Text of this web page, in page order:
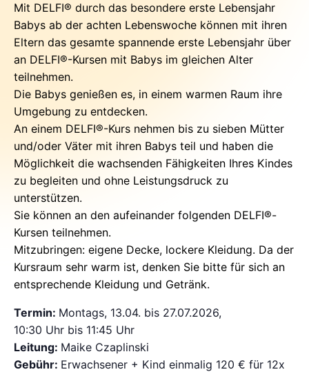
Mit DELFI® durch das besondere erste Lebensjahr
Babys ab der achten Lebenswoche können mit ihren
Eltern das gesamte spannende erste Lebensjahr über
an DELFI®-Kursen mit Babys im gleichen Alter
teilnehmen.
Die Babys genießen es, in einem warmen Raum ihre
Umgebung zu entdecken.
An einem DELFI®-Kurs nehmen bis zu sieben Mütter
und/oder Väter mit ihren Babys teil und haben die
Möglichkeit die wachsenden Fähigkeiten Ihres Kindes
zu begleiten und ohne Leistungsdruck zu
unterstützen.
Sie können an den aufeinander folgenden DELFI®-
Kursen teilnehmen.
Mitzubringen: eigene Decke, lockere Kleidung. Da der
Kursraum sehr warm ist, denken Sie bitte für sich an
entsprechende Kleidung und Getränk.
Termin: Montags, 13.04. bis 27.07.2026,
10:30 Uhr bis 11:45 Uhr
Leitung: Maike Czaplinski
Gebühr: Erwachsener + Kind einmalig 120 € für 12x